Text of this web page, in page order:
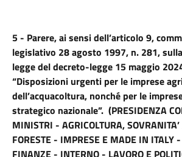
5 - Parere, ai sensi dell’articolo 9,
legislativo 28 agosto 1997, n. 281,
legge del decreto-legge 15 maggio
“Disposizioni urgenti per le imprese
dell’acquacoltura, nonché per le
strategico nazionale”. (PRESIDENZA
MINISTRI - AGRICOLTURA,
FORESTE - IMPRESE E MADE IN ITALY
FINANZE - INTERNO - LAVORO E